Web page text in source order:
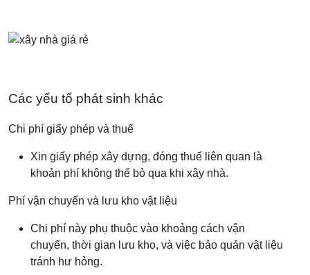
Các yếu tố phát sinh khác
Chi phí giấy phép và thuế
Xin giấy phép xây dựng, đóng thuế liên quan là
khoản phí không thể bỏ qua khi xây nhà.
Phí vận chuyển và lưu kho vật liệu
Chi phí này phụ thuộc vào khoảng cách vận
chuyển, thời gian lưu kho, và việc bảo quản vật liệu
tránh hư hỏng.